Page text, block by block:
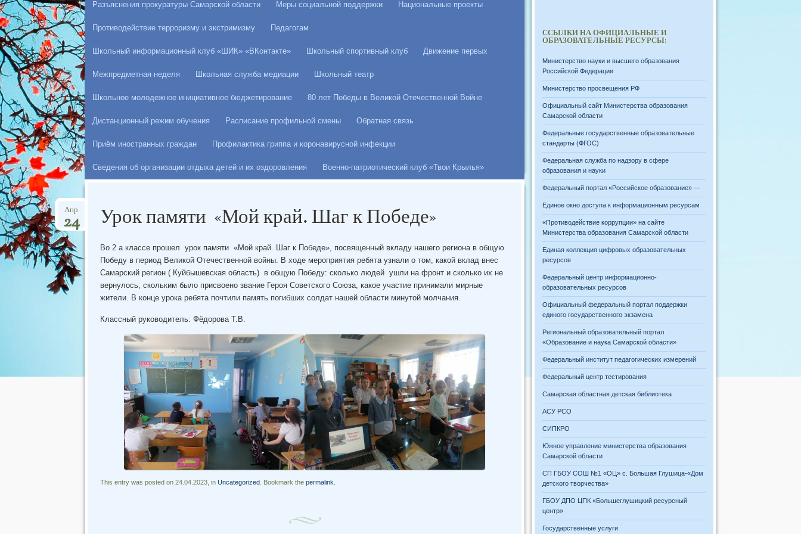
Разъяснения прокуратуры Самарской области Меры социальной поддержки Национальные проекты
Противодействие терроризму и экстримизму Педагогам
Школьный информационный клуб «ШИК» «ВКонтакте» Школьный спортивный клуб Движение первых
Межпредметная неделя Школьная служба медиации Школьный театр
Школьное молодежное инициативное бюджетирование 80 лет Победы в Великой Отечественной Войне
Дистанционный режим обучения Расписание профильной смены Обратная связь
Приём иностранных граждан Профилактика гриппа и коронавирусной инфекции
Сведения об организации отдыха детей и их оздоровления Военно-патриотический клуб «Твои Крылья»
Урок памяти «Мой край. Шаг к Победе»
Апр
24
Во 2 а классе прошел урок памяти «Мой край. Шаг к Победе», посвященный вкладу нашего региона в общую
Победу в период Великой Отечественной войны. В ходе мероприятия ребята узнали о том, какой вклад внес
Самарский регион ( Куйбышевская область) в общую Победу: сколько людей ушли на фронт и сколько их не
вернулось, скольким было присвоено звание Героя Советского Союза, какое участие принимали мирные
жители. В конце урока ребята почтили память погибших солдат нашей области минутой молчания.
Классный руководитель: Фёдорова Т.В.
This entry was posted on 24.04.2023, in Uncategorized. Bookmark the permalink
ССЫЛКИ НА ОФИЦИАЛЬНЫЕ И
ОБРАЗОВАТЕЛЬНЫЕ РЕСУРСЫ:
Министерство науки и высшего образования
Российской Федерации
Министерство просвещения РФ
Официальный сайт Министерства образования
Самарской области
Федеральные государственные образовательные
стандарты (ФГОС)
Федеральная служба по надзору в сфере
образования и науки
Федеральный портал «Российское образование» —
Единое окно доступа к информационным ресурсам
«Противодействие коррупции» на сайте
Министерства образования Самарской области
Единая коллекция цифровых образовательных
ресурсов
Федеральный центр информационно-
образовательных ресурсов
Официальный федеральный портал поддержки
единого государственного экзамена
Региональный образовательный портал
«Образование и наука Самарской области»
Федеральный институт педагогических измерений
Федеральный центр тестирования
Самарская областная детская библиотека
АСУ РСО
СИПКРО
Южное управление министерства образования
Самарской области
СП ГБОУ СОШ №1 «ОЦ» с. Большая Глушица-«Дом
детского творчества»
ГБОУ ДПО ЦПК «Большеглушицкий ресурсный
центр»
Государственные услуги